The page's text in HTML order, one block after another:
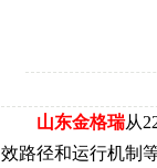
山东金格瑞从
效路径和运行机制